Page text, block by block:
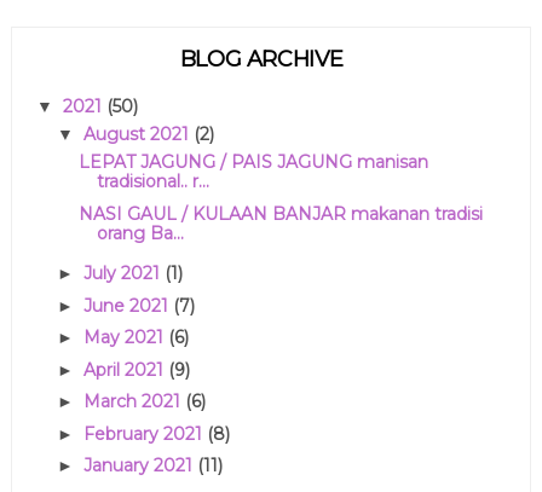
BLOG ARCHIVE
▼ 2021 (50)
▼ August 2021 (2)
LEPAT JAGUNG / PAIS JAGUNG manisan
tradisional.. r...
NASI GAUL / KULAAN BANJAR makanan tradisi
orang Ba...
► July 2021 (1)
► June 2021 (7)
► May 2021 (6)
► April 2021 (9)
► March 2021 (6)
► February 2021 (8)
► January 2021 (11)